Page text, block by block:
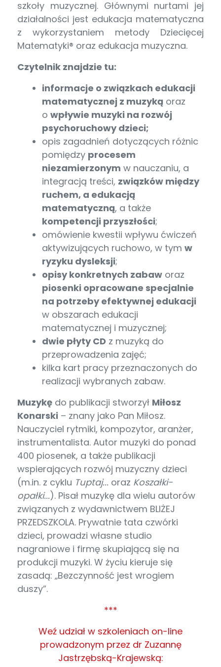
szkoły muzycznej. Głównymi nurtami jej
działalności jest edukacja matematyczna
z wykorzystaniem metody Dziecięcej
Matematyki® oraz edukacja muzyczna.
Czytelnik znajdzie tu:
informacje o związkach edukacji
matematycznej z muzyką oraz
o wpływie muzyki na rozwój
psychoruchowy dzieci;
opis zagadnień dotyczących różnic
pomiędzy procesem
niezamierzonym w nauczaniu, a
integracją treści, związków między
ruchem, a edukacją
matematyczną, a także
kompetencji przyszłości;
omówienie kwestii wpływu ćwiczeń
aktywizujących ruchowo, w tym w
ryzyku dysleksji;
opisy konkretnych zabaw oraz
piosenki opracowane specjalnie
na potrzeby efektywnej edukacji
w obszarach edukacji
matematycznej i muzycznej;
dwie płyty CD z muzyką do
przeprowadzenia zajęć;
kilka kart pracy przeznaczonych do
realizacji wybranych zabaw.
Muzykę do publikacji stworzył Miłosz
Konarski – znany jako Pan Miłosz.
Nauczyciel rytmiki, kompozytor, aranżer,
instrumentalista. Autor muzyki do ponad
400 piosenek, a także publikacji
wspierających rozwój muzyczny dzieci
(m.in. z cyklu Tuptaj... oraz Koszałki-
opałki...). Pisał muzykę dla wielu autorów
związanych z wydawnictwem BLIŻEJ
PRZEDSZKOLA. Prywatnie tata czwórki
dzieci, prowadzi własne studio
nagraniowe i firmę skupiającą się na
produkcji muzyki. W życiu kieruje się
zasadą: „Bezczynność jest wrogiem
duszy”.
***
Weź udział w szkoleniach on-line
prowadzonym przez dr Zuzannę
Jastrzębską-Krajewską: